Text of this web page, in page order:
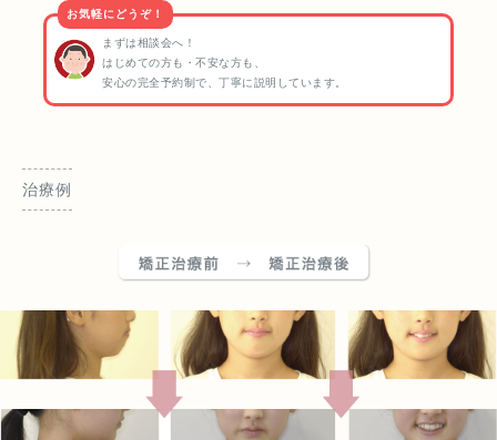
お気軽にどうぞ！
まずは相談会へ！
はじめての方も・不安な方も、
安心の完全予約制で、丁寧に説明しています。
治療例